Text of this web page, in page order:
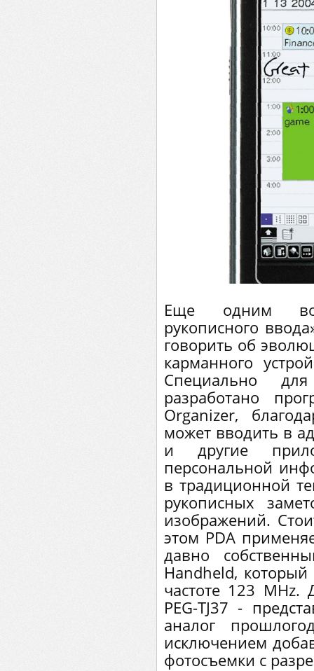
Еще одним
рукописного
говорить об
карманного
Специально
разработано
Organizer,
может вводить в
и другие
персональной
в традиционной
рукописных
изображений.
этом PDA
давно
Handheld,
частоте 123 MHz.
PEG-TJ37 -
аналог
исключением
фотосъемки с